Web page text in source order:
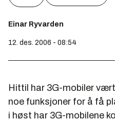
Einar Ryvarden
12. des. 2006 - 08:54
Hittil har 3G-mobiler
noe funksjoner for å få
i høst har 3G-mobilene